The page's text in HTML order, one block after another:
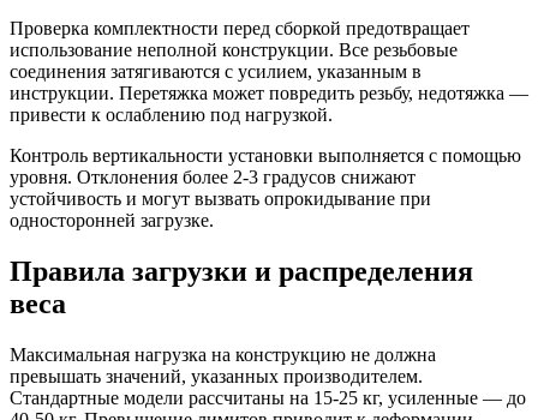
Проверка комплектности перед сборкой предотвращает
использование неполной конструкции. Все резьбовые
соединения затягиваются с усилием, указанным в
инструкции. Перетяжка может повредить резьбу, недотяжка —
привести к ослаблению под нагрузкой.
Контроль вертикальности установки выполняется с помощью
уровня. Отклонения более 2-3 градусов снижают
устойчивость и могут вызвать опрокидывание при
односторонней загрузке.
Правила загрузки и распределения
веса
Максимальная нагрузка на конструкцию не должна
превышать значений, указанных производителем.
Стандартные модели рассчитаны на 15-25 кг, усиленные — до